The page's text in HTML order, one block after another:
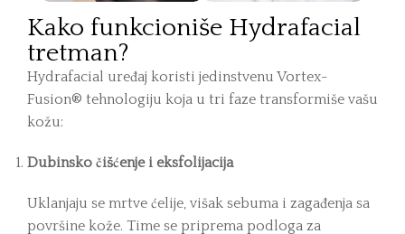
Kako funkcioniše Hydrafacial
tretman?
Hydrafacial uređaj koristi jedinstvenu Vortex-
Fusion® tehnologiju koja u tri faze transformiše vašu
kožu:
Dubinsko čišćenje i eksfolijacija
Uklanjaju se mrtve ćelije, višak sebuma i zagađenja sa
površine kože. Time se priprema podloga za